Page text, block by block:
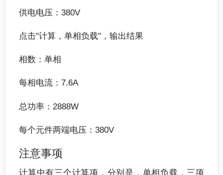
供电电压：380V
点击"计算，单相负载"，输出结果
相数：单相
每相电流：7.6A
总功率：2888W
每个元件两端电压：380V
注意事项
计算中有三个计算项，分别是，单相负载，三项